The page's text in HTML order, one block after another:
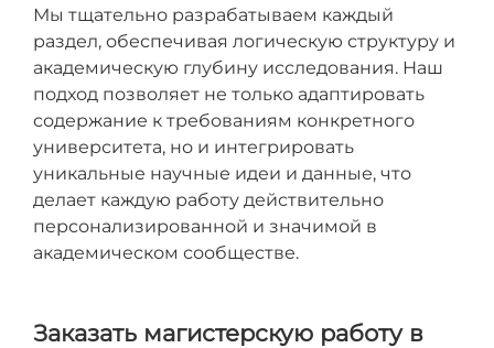
Мы тщательно разрабатываем каждый
раздел, обеспечивая логическую структуру и
академическую глубину исследования. Наш
подход позволяет не только адаптировать
содержание к требованиям конкретного
университета, но и интегрировать
уникальные научные идеи и данные, что
делает каждую работу действительно
персонализированной и значимой в
академическом сообществе.
Заказать магистерскую работу в